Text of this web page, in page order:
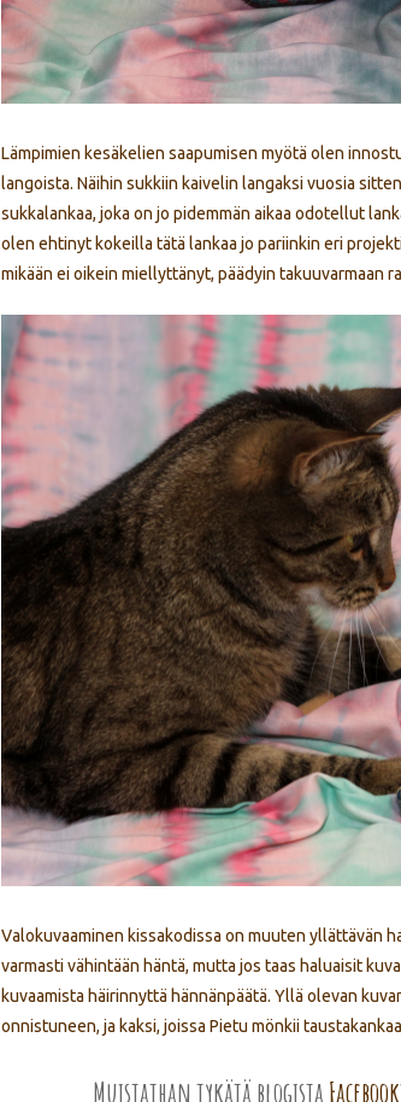
Lämpimien kesäkelien saapumisen myötä olen
langoista. Näihin sukkiin kaivelin langaksi vuosia
sukkalankaa, joka on jo pidemmän aikaa odotellut
olen ehtinyt kokeilla tätä lankaa jo pariinkin eri
mikään ei oikein miellyttänyt, päädyin takuuvarmaan
Valokuvaaminen kissakodissa on muuten yllättävän
varmasti vähintään häntä, mutta jos taas haluaisit
kuvaamista häirinnyttä hännänpäätä. Yllä olevan
onnistuneen, ja kaksi, joissa Pietu mönkii
Muistathan tykätä blogista